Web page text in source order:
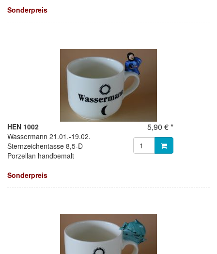
Sonderpreis
HEN 1002
Wassermann 21.01.-19.02.
Sternzeichentasse 8,5-D
Porzellan handbemalt
Sonderpreis
5,90 € *